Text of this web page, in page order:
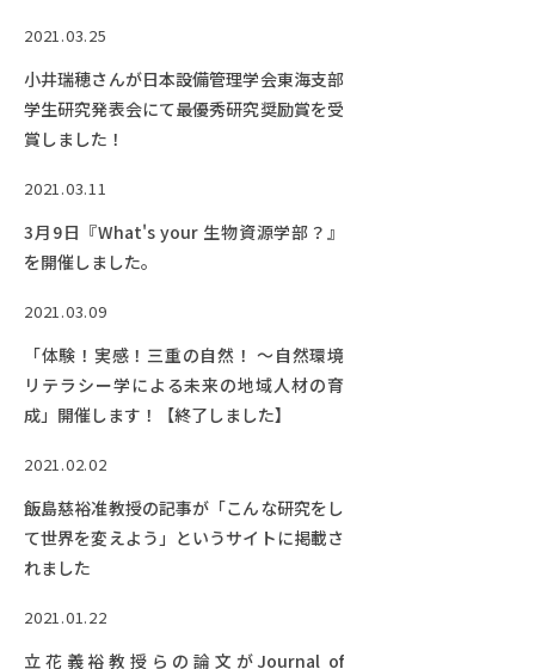
2021.03.25
小井瑞穂さんが日本設備管理学会東海支部
学生研究発表会にて最優秀研究奨励賞を受
賞しました！
2021.03.11
3月9日『What's your 生物資源学部？』
を開催しました。
2021.03.09
「体験！実感！三重の自然！ 〜自然環境
リテラシー学による未来の地域人材の育
成」開催します！【終了しました】
2021.02.02
飯島慈裕准教授の記事が「こんな研究をし
て世界を変えよう」というサイトに掲載さ
れました
2021.01.22
立花義裕教授らの論文がJournal of